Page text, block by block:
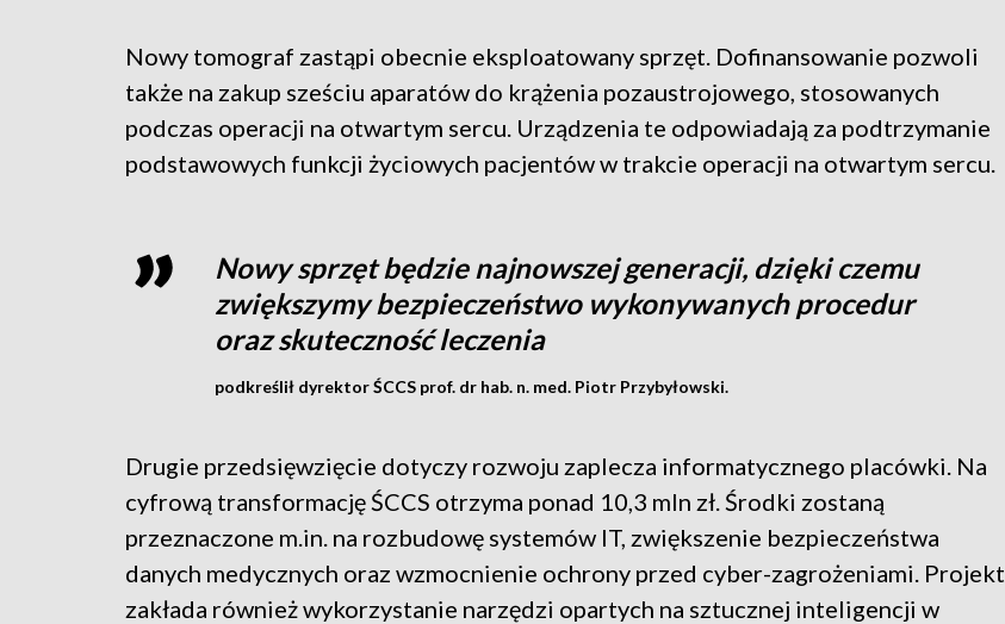
Nowy tomograf zastąpi obecnie eksploatowany sprzęt. Dofinansowanie pozwoli
także na zakup sześciu aparatów do krążenia pozaustrojowego, stosowanych
podczas operacji na otwartym sercu. Urządzenia te odpowiadają za podtrzymanie
podstawowych funkcji życiowych pacjentów w trakcie operacji na otwartym sercu.
Nowy sprzęt będzie najnowszej generacji, dzięki czemu
zwiększymy bezpieczeństwo wykonywanych procedur
oraz skuteczność leczenia
podkreślił dyrektor ŚCCS prof. dr hab. n. med. Piotr Przybyłowski.
Drugie przedsięwzięcie dotyczy rozwoju zaplecza informatycznego placówki. Na
cyfrową transformację ŚCCS otrzyma ponad 10,3 mln zł. Środki zostaną
przeznaczone m.in. na rozbudowę systemów IT, zwiększenie bezpieczeństwa
danych medycznych oraz wzmocnienie ochrony przed cyber-zagrożeniami. Projekt
zakłada również wykorzystanie narzędzi opartych na sztucznej inteligencji w